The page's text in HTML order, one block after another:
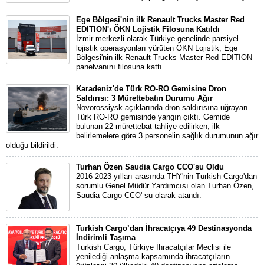
Ege Bölgesi'nin ilk Renault Trucks Master Red
EDITION'ı ÖKN Lojistik Filosuna Katıldı
İzmir merkezli olarak Türkiye genelinde parsiyel
lojistik operasyonları yürüten ÖKN Lojistik, Ege
Bölgesi'nin ilk Renault Trucks Master Red EDITION
panelvanını filosuna kattı.
Karadeniz'de Türk RO-RO Gemisine Dron
Saldırısı: 3 Mürettebatın Durumu Ağır
Novorossiysk açıklarında dron saldırısına uğrayan
Türk RO-RO gemisinde yangın çıktı. Gemide
bulunan 22 mürettebat tahliye edilirken, ilk
belirlemelere göre 3 personelin sağlık durumunun ağır
olduğu bildirildi.
Turhan Özen Saudia Cargo CCO'su Oldu
2016-2023 yılları arasında THY'nin Turkish Cargo'dan
sorumlu Genel Müdür Yardımcısı olan Turhan Özen,
Saudia Cargo CCO' su olarak atandı.
Turkish Cargo’dan İhracatçıya 49 Destinasyonda
İndirimli Taşıma
Turkish Cargo, Türkiye İhracatçılar Meclisi ile
yenilediği anlaşma kapsamında ihracatçıların